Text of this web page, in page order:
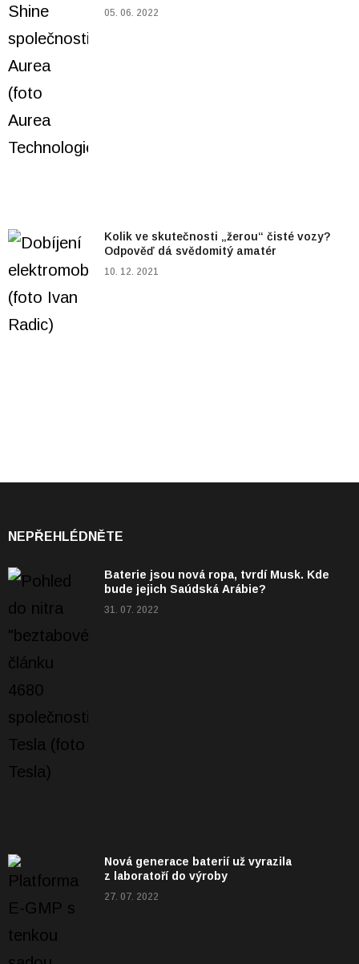
05. 06. 2022
Kolik ve skutečnosti „žerou“ čisté vozy?
Odpověď dá svědomitý amatér
10. 12. 2021
NEPŘEHLÉDNĚTE
Baterie jsou nová ropa, tvrdí Musk. Kde
bude jejich Saúdská Arábie?
31. 07. 2022
Nová generace baterií už vyrazila
z laboratoří do výroby
27. 07. 2022